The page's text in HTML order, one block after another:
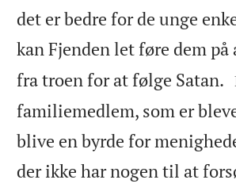
det er bedre for de unge
kan Fjenden let føre dem på
fra troen for at følge Satan.
familiemedlem, som er
blive en byrde for
der ikke har nogen til at